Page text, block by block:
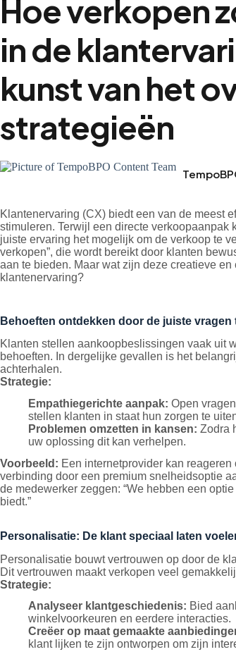
Hoe verkopen
in de
kunst van het
strategieën
Klantenervaring (CX) biedt een van de meest
stimuleren. Terwijl een directe verkoopaanpak
juiste ervaring het mogelijk om de verkoop te
verkopen”, die wordt bereikt door klanten
aan te bieden. Maar wat zijn deze creatieve
klantenervaring?
Behoeften ontdekken door de juiste vragen
Klanten stellen aankoopbeslissingen vaak uit
behoeften. In dergelijke gevallen is het
achterhalen.
Strategie:
Empathiegerichte aanpak: Open
stellen klanten in staat hun zorgen te
Problemen omzetten in kansen: Zodra
uw oplossing dit kan verhelpen.
Voorbeeld: Een internetprovider kan
verbinding door een premium snelheidsoptie
de medewerker zeggen: “We hebben een
biedt.”
Personalisatie: De klant speciaal laten
Personalisatie bouwt vertrouwen op door de
Dit vertrouwen maakt verkopen veel
Strategie:
Analyseer klantgeschiedenis: Bied
winkelvoorkeuren en eerdere interacties.
Creëer op maat gemaakte
klant lijken te zijn ontworpen om zijn